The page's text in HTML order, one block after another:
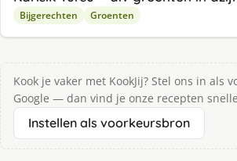
Bijgerechten Groenten
Kook je vaker met KookJij? Stel ons in als
Google — dan vind je onze recepten
Instellen als voorkeursbron